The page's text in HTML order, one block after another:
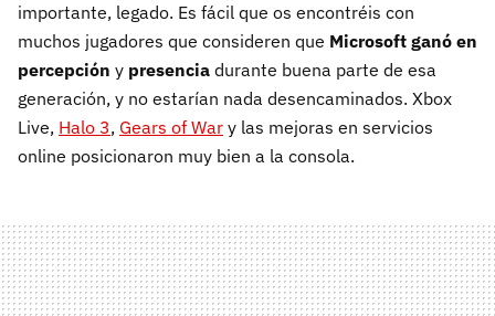
importante, legado. Es fácil que os encontréis con
muchos jugadores que consideren que Microsoft ganó en
percepción y presencia durante buena parte de esa
generación, y no estarían nada desencaminados. Xbox
Live, Halo 3, Gears of War y las mejoras en servicios
online posicionaron muy bien a la consola.